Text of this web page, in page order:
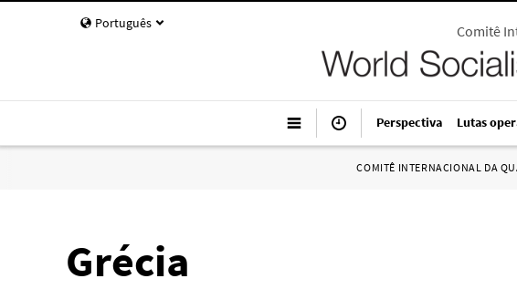
Português Comitê
Perspectiva Lutas
COMITÊ INTERNACIONAL DA
Grécia